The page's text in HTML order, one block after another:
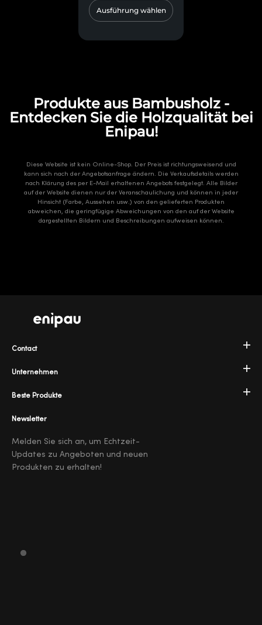
Ausführung wählen
Produkte aus Bambusholz -
Entdecken Sie die Holzqualität bei
Enipau!
Diese Website ist kein Online-Shop. Der Preis ist richtungsweisend und
kann sich nach der Angebotsanfrage ändern. Die Verkaufsdetails werden
nach Klärung des per E-Mail erhaltenen Angebots festgelegt. Alle Bilder
auf der Website dienen nur der Veranschaulichung und können in jeder
Hinsicht (Farbe, Aussehen usw.) von den gelieferten Produkten
abweichen, die geringfügige Abweichungen von den auf der Website
dargestellten Bildern und Beschreibungen aufweisen können.
Unternehmen
Beste Produkte
Contact
Newsletter
Melden Sie sich an, um Echtzeit-
Updates zu Angeboten und neuen
Produkten zu erhalten!